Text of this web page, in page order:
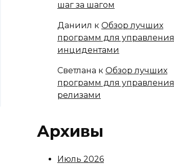
шаг за шагом
Даниил к Обзор лучших
программ для управления
инцидентами
Светлана к Обзор лучших
программ для управления
релизами
Архивы
Июль 2026